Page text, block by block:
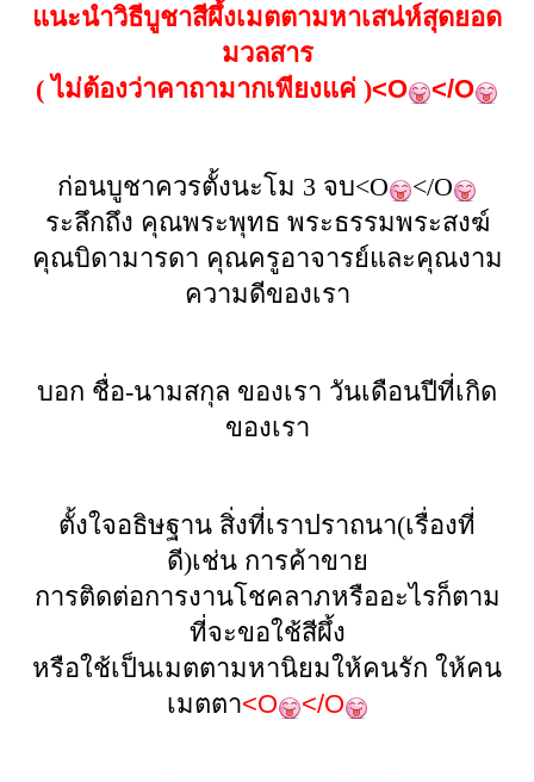
แนะนำวิธีบูชาสีผึ้งเมตตามหาเสน่ห์สุดยอด
มวลสาร
( ไม่ต้องว่าคาถามากเพียงแค่ )<O </O
ก่อนบูชาควรตั้งนะโม 3 จบ<O
</O
ระลึกถึง คุณพระพุทธ พระธรรมพระสงฆ์
คุณบิดามารดา คุณครูอาจารย์และคุณงาม
ความดีของเรา
บอก ชื่อ-นามสกุล ของเรา วันเดือนปีที่เกิด
ของเรา
ตั้งใจอธิษฐาน สิ่งที่เราปราถนา(เรื่องที่
ดี)เช่น การค้าขาย
การติดต่อการงานโชคลาภหรืออะไรก็ตาม
ที่จะขอใช้สีผึ้ง
หรือใช้เป็นเมตตามหานิยมให้คนรัก ให้คน
เมตตา<O </O